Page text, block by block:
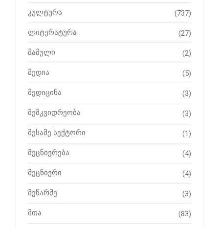
კულტურა (737)
ლიტერატურა (27)
მამული (2)
მედია (5)
მედიცინა (3)
მემკვიდრეობა (3)
მესამე სექტორი (1)
მეცნიერება (4)
მეცნიერი (4)
მეწარმე (3)
მთა (83)